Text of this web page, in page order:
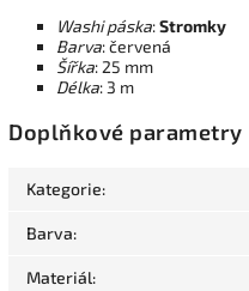
Washi páska:Stromky
Barva: červená
Šířka: 25 mm
Délka: 3 m
Doplňkové parametry
Kategorie:
Barva:
Materiál: